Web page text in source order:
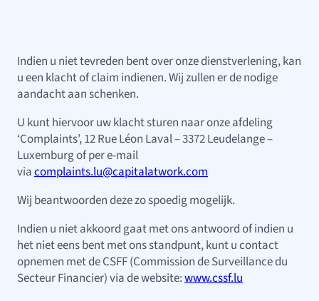
Indien u niet tevreden bent over onze dienstverlening, kan
u een klacht of claim indienen. Wij zullen er de nodige
aandacht aan schenken.
U kunt hiervoor uw klacht sturen naar onze afdeling
‘Complaints’, 12 Rue Léon Laval – 3372 Leudelange –
Luxemburg of per e-mail
viacomplaints.lu@capitalatwork.com
Wij beantwoorden deze zo spoedig mogelijk.
Indien u niet akkoord gaat met ons antwoord of indien u
het niet eens bent met ons standpunt, kunt u contact
opnemen met de CSFF (Commission de Surveillance du
Secteur Financier) via de website:www.cssf.lu